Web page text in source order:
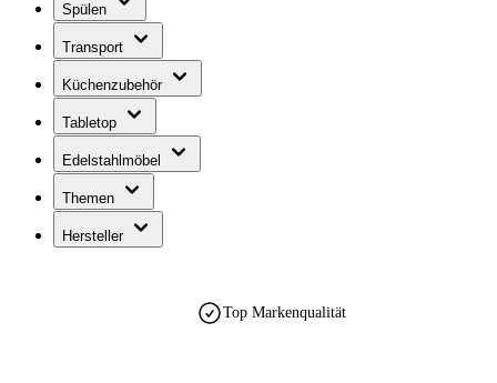
Spülen
Transport
Küchenzubehör
Tabletop
Edelstahlmöbel
Themen
Hersteller
Top Markenqualität